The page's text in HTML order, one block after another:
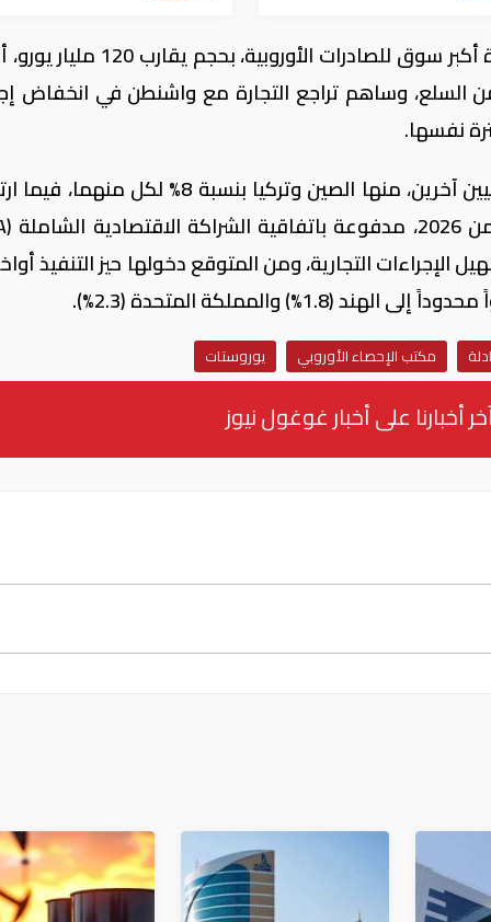
ورغم هذا الانخفاض، لا تزال الولايات المتحدة أكبر سوق للصادرات
من السلع، وساهم تراجع التجارة مع واشنطن في انخفاض
وتراجعت الصادرات الأوروبية إلى شركاء رئيسيين آخرين، منها الصين وتركيا بنسبة 8%
التجارية، ومن المتوقع دخولها حيز التنفيذ
مكتب الإحصاء الأوروبي يوروستات
أخبارنا على أخبار غوغول نيوز